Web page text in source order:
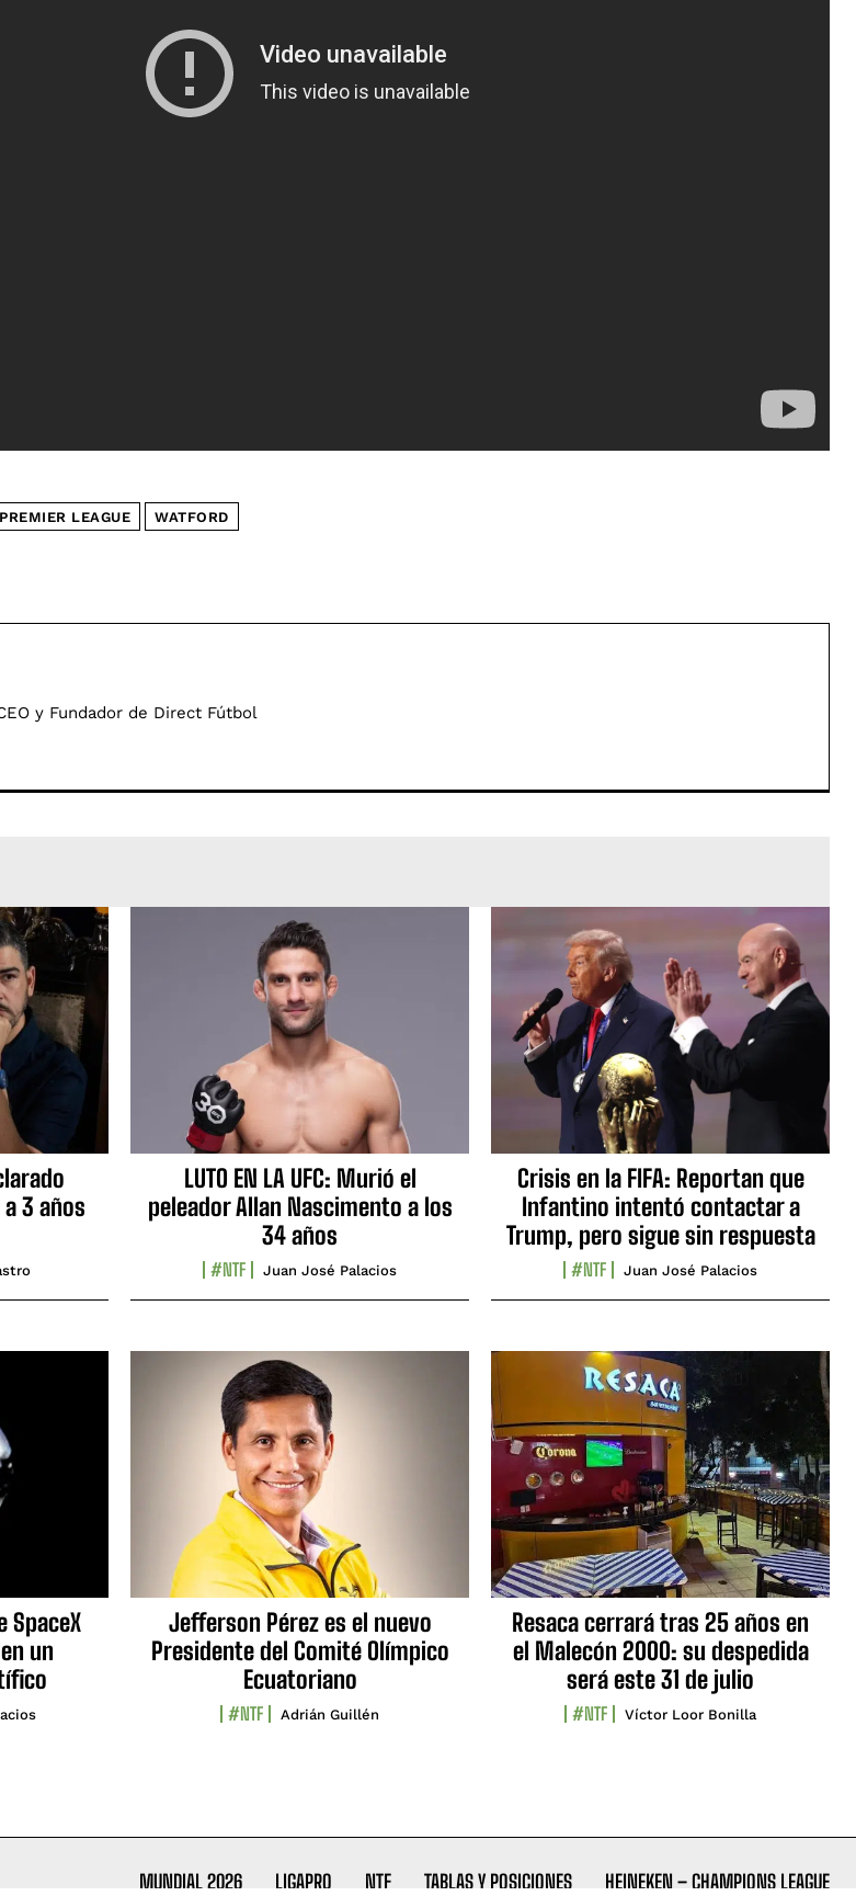
PREMIER LEAGUE WATFORD
y Fundador de Direct Fútbol
3 años
LUTO EN LA UFC: Murió el
peleador Allan Nascimento a los
34 años
#NTF Juan José Palacios
Crisis en la FIFA: Reportan que
Infantino intentó contactar a
Trump, pero sigue sin respuesta
#NTF Juan José Palacios
SpaceX
un
Jefferson Pérez es el nuevo
Presidente del Comité Olímpico
Ecuatoriano
#NTF Adrián Guillén
Resaca cerrará tras 25 años en
el Malecón 2000: su despedida
será este 31 de julio
#NTF Víctor Loor Bonilla
MUNDIAL 2026 LIGAPRO NTF TABLAS Y POSICIONES HEINEKEN – CHAMPIONS LEAGUE